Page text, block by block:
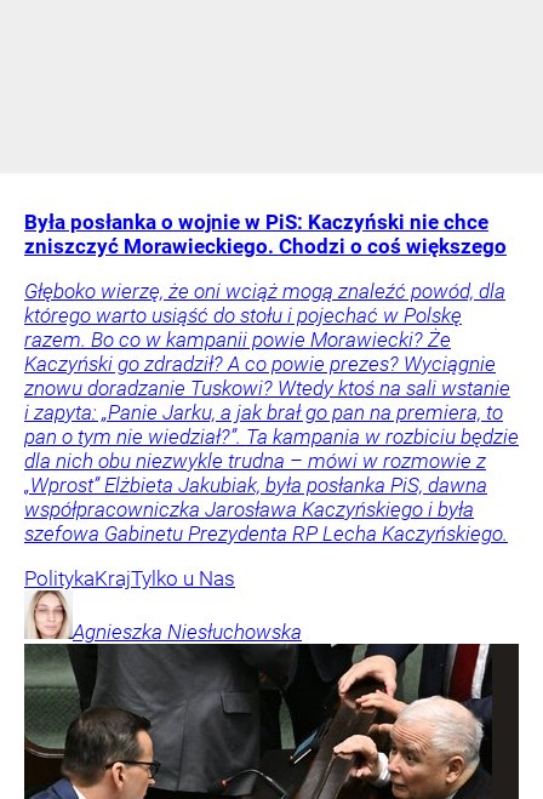
Była posłanka o wojnie w PiS: Kaczyński nie chce
zniszczyć Morawieckiego. Chodzi o coś większego
Głęboko wierzę, że oni wciąż mogą znaleźć powód, dla
którego warto usiąść do stołu i pojechać w Polskę
razem. Bo co w kampanii powie Morawiecki? Że
Kaczyński go zdradził? A co powie prezes? Wyciągnie
znowu doradzanie Tuskowi? Wtedy ktoś na sali wstanie
i zapyta: „Panie Jarku, a jak brał go pan na premiera, to
pan o tym nie wiedział?”. Ta kampania w rozbiciu będzie
dla nich obu niezwykle trudna – mówi w rozmowie z
„Wprost” Elżbieta Jakubiak, była posłanka PiS, dawna
współpracowniczka Jarosława Kaczyńskiego i była
szefowa Gabinetu Prezydenta RP Lecha Kaczyńskiego.
PolitykaKrajTylko u Nas
Agnieszka Niesłuchowska